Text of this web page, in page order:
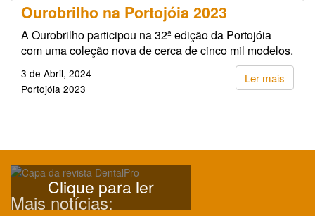
Ourobrilho na Portojóia 2023
A Ourobrilho participou na 32ª edição da Portojóia
com uma coleção nova de cerca de cinco mil modelos.
Ler mais
3 de Abril, 2024
Portojóia 2023
Clique para ler
Mais notícias: